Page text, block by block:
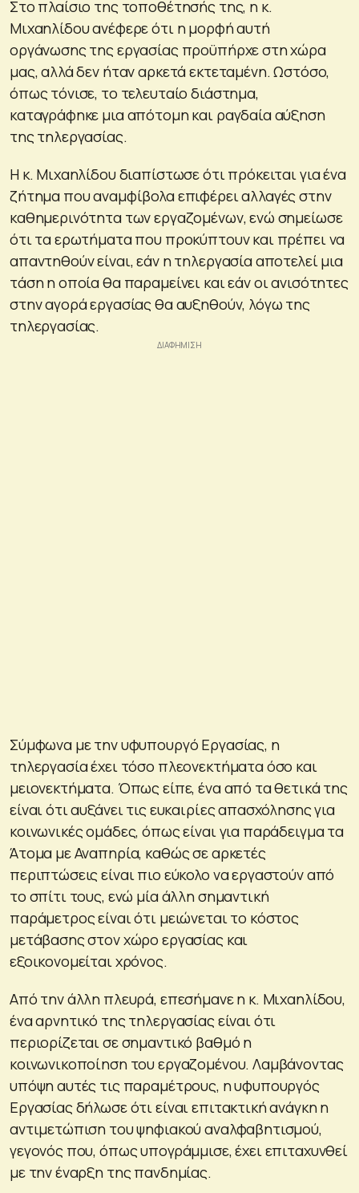
Στο πλαίσιο της τοποθέτησής της, η κ.
Μιχαηλίδου ανέφερε ότι η μορφή αυτή
οργάνωσης της εργασίας προϋπήρχε στη χώρα
μας, αλλά δεν ήταν αρκετά εκτεταμένη. Ωστόσο,
όπως τόνισε, το τελευταίο διάστημα,
καταγράφηκε μια απότομη και ραγδαία αύξηση
της τηλεργασίας.
Η κ. Μιχαηλίδου διαπίστωσε ότι πρόκειται για ένα
ζήτημα που αναμφίβολα επιφέρει αλλαγές στην
καθημερινότητα των εργαζομένων, ενώ σημείωσε
ότι τα ερωτήματα που προκύπτουν και πρέπει να
απαντηθούν είναι, εάν η τηλεργασία αποτελεί μια
τάση η οποία θα παραμείνει και εάν οι ανισότητες
στην αγορά εργασίας θα αυξηθούν, λόγω της
τηλεργασίας.
Σύμφωνα με την υφυπουργό Εργασίας, η
τηλεργασία έχει τόσο πλεονεκτήματα όσο και
μειονεκτήματα. Όπως είπε, ένα από τα θετικά της
είναι ότι αυξάνει τις ευκαιρίες απασχόλησης για
κοινωνικές ομάδες, όπως είναι για παράδειγμα τα
Άτομα με Αναπηρία, καθώς σε αρκετές
περιπτώσεις είναι πιο εύκολο να εργαστούν από
το σπίτι τους, ενώ μία άλλη σημαντική
παράμετρος είναι ότι μειώνεται το κόστος
μετάβασης στον χώρο εργασίας και
εξοικονομείται χρόνος.
Από την άλλη πλευρά, επεσήμανε η κ. Μιχαηλίδου,
ένα αρνητικό της τηλεργασίας είναι ότι
περιορίζεται σε σημαντικό βαθμό η
κοινωνικοποίηση του εργαζομένου. Λαμβάνοντας
υπόψη αυτές τις παραμέτρους, η υφυπουργός
Εργασίας δήλωσε ότι είναι επιτακτική ανάγκη η
αντιμετώπιση του ψηφιακού αναλφαβητισμού,
γεγονός που, όπως υπογράμμισε, έχει επιταχυνθεί
με την έναρξη της πανδημίας.